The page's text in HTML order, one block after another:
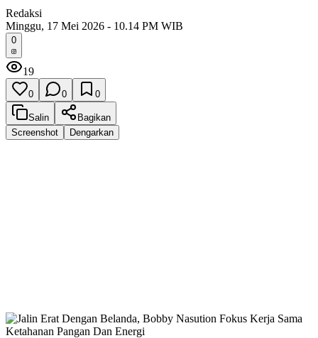
Redaksi
Minggu, 17 Mei 2026 - 10.14 PM WIB
0
19
0 0 0
Salin
Bagikan
Screenshot
Dengarkan